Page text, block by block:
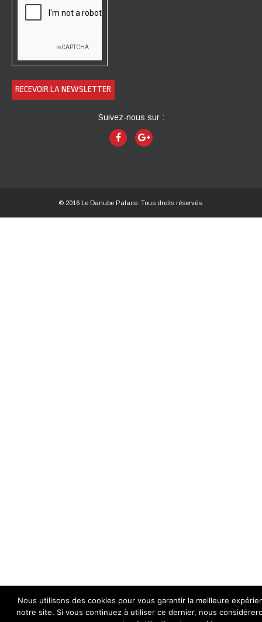
Suivez-nous sur :
© 2016 Le Danube Palace. Tous droits réservés.
Nous utilisons des cookies pour vous garantir la meilleure
notre site. Si vous continuez à utiliser ce dernier, nous